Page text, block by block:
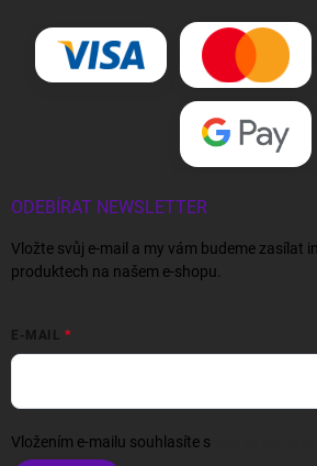
ODEBÍRAT NEWSLETTER
Vložte svůj e-mail a my vám budeme zasílat
produktech na našem e-shopu.
E-MAIL
Vložením e-mailu souhlasíte s